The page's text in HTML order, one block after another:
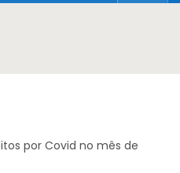
por Covid no mês de